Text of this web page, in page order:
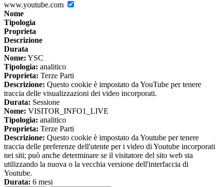
www.youtube.com
Nome
Tipologia
Proprieta
Descrizione
Durata
Nome: YSC
Tipologia: analitico
Proprieta: Terze Parti
Descrizione: Questo cookie è impostato da YouTube per tenere
traccia delle visualizzazioni dei video incorporati.
Durata: Sessione
Nome: VISITOR_INFO1_LIVE
Tipologia: analitico
Proprieta: Terze Parti
Descrizione: Questo cookie è impostato da Youtube per tenere
traccia delle preferenze dell'utente per i video di Youtube incorporati
nei siti; può anche determinare se il visitatore del sito web sta
utilizzando la nuova o la vecchia versione dell'interfaccia di
Youtube.
Durata: 6 mesi